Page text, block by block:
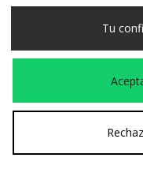
España
Aceptamos
Visita nuestra
Tu